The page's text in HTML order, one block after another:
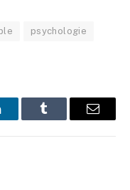
psychologie
Tumblr
E-